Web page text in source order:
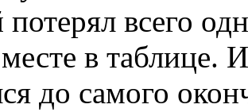
потерял всего
в таблице.
до самого